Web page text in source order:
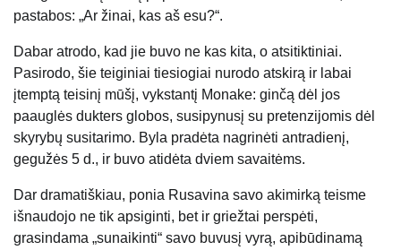
pastabos: „Ar žinai, kas aš esu?“.
Dabar atrodo, kad jie buvo ne kas kita, o atsitiktiniai.
Pasirodo, šie teiginiai tiesiogiai nurodo atskirą ir labai
įtemptą teisinį mūšį, vykstantį Monake: ginčą dėl jos
paauglės dukters globos, susipynusį su pretenzijomis dėl
skyrybų susitarimo. Byla pradėta nagrinėti antradienį,
gegužės 5 d., ir buvo atidėta dviem savaitėms.
Dar dramatiškiau, ponia Rusavina savo akimirką teisme
išnaudojo ne tik apsiginti, bet ir griežtai perspėti,
grasindama „sunaikinti“ savo buvusį vyrą, apibūdinamą